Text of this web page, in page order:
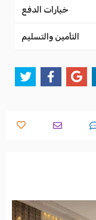
خيارات الدفع
التأمين والتسليم